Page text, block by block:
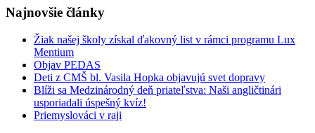
Najnovšie články
Žiak našej školy získal ďakovný list v rámci programu Lux
Mentium
Objav PEDAS
Deti z CMŠ bl. Vasila Hopka objavujú svet dopravy
Blíži sa Medzinárodný deň priateľstva: Naši angličtinári
usporiadali úspešný kvíz!
Priemyslováci v raji